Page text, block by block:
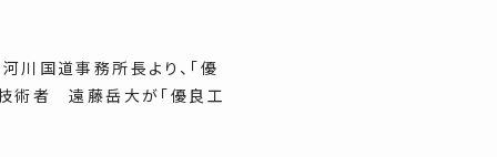
国道事務所長より、「優
術者 遠藤岳大が「優良工